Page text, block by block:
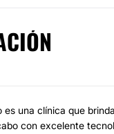
es una clínica que
con excelente